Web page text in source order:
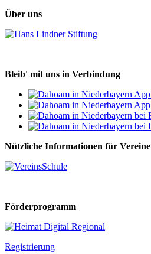
Über uns
Bleib' mit uns in Verbindung
Nützliche Informationen für Vereine
Förderprogramm
Registrierung